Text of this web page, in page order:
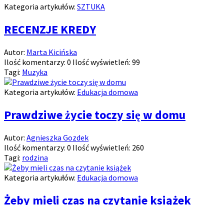
Kategoria artykułów: SZTUKA
RECENZJE KREDY
Autor: Marta Kicińska
Ilość komentarzy: 0 Ilość wyświetleń: 99
Tagi: Muzyka
Kategoria artykułów: Edukacja domowa
Prawdziwe życie toczy się w domu
Autor: Agnieszka Gozdek
Ilość komentarzy: 0 Ilość wyświetleń: 260
Tagi: rodzina
Kategoria artykułów: Edukacja domowa
Żeby mieli czas na czytanie książek